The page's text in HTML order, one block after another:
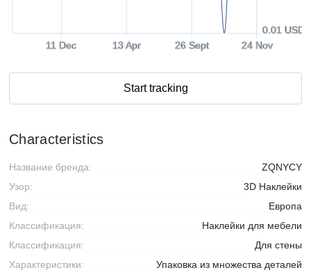
11 Dec 13 Apr 26 Sept 24 Nov
0.01 USD
Start tracking
Characteristics
Название бренда:
ZQNYCY
Узор:
3D Наклейки
Вид:
Европа
Классификация:
Наклейки для мебели
Классификация:
Для стены
Характеристики:
Упаковка из множества деталей